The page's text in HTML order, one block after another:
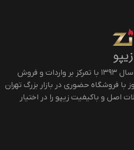
زیپولوکس فعالیت خود را از سال ۱۳۹۳ با تمرکز بر واردات و فروش
با فروشگاه حضوری در بازار بزرگ تهران
اصل و باکیفیت زیپو را در اختیار